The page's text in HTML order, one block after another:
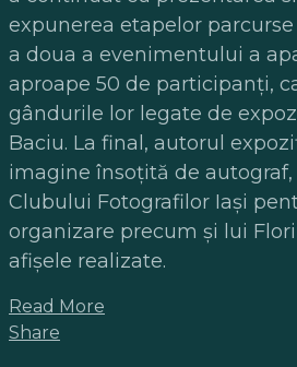
expunerea etapelor
a doua a evenimentului a
aproape 50 de participanţi,
gândurile lor legate de
Baciu. La final, autorul
imagine însoţită de
Clubului Fotografilor Iaşi
organizare precum şi lui
afişele realizate.
Read More
Share